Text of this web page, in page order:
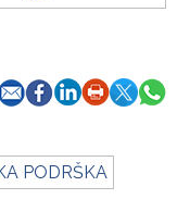
PODRŠKA